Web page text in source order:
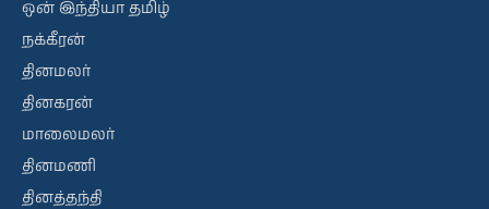
ஒன் இந்தியா தமிழ்
நக்கீரன்
தினமலர்
தினகரன்
மாலைமலர்
தினமணி
தினத்தந்தி